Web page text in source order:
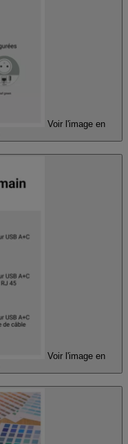
Voir l'image en
Voir l'image en